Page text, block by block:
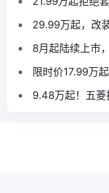
29.99万起，改
8月起陆续上市
限时价17.99万
9.48万起！五